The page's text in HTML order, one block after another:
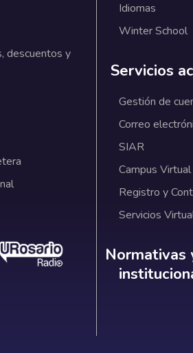
descuentos y
Idiomas
Winter School
Servicios
Gestión de
Correo
SIAR
Campus Virtual
Registro y
Servicios
Normativas